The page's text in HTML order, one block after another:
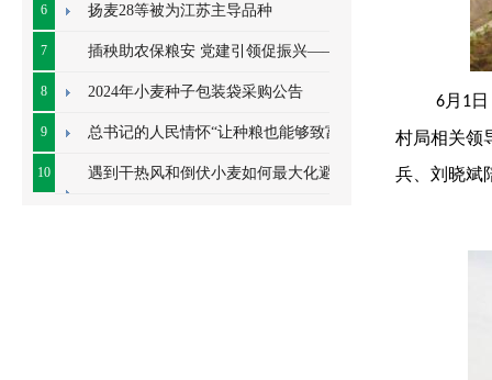
的公告
6 扬麦28等被为江苏主导品种
7 插秧助农保粮安 党建引领促振兴——七
里甸社区党总支、公司党支部联合开展插秧助
农耕
8 2024年小麦种子包装袋采购公告
9 总书记的人民情怀“让种粮也能够致富”
10 遇到干热风和倒伏小麦如何最大化避免
6月 1
村局相关领
兵、刘晓斌